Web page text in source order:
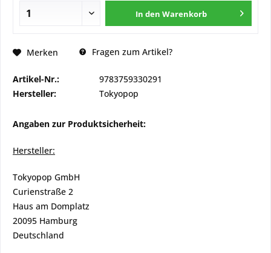
In den Warenkorb
Merken Fragen zum Artikel?
Artikel-Nr.:
9783759330291
Hersteller:
Tokyopop
Angaben zur Produktsicherheit:
Hersteller:
Tokyopop GmbH
Curienstraße 2
Haus am Domplatz
20095 Hamburg
Deutschland